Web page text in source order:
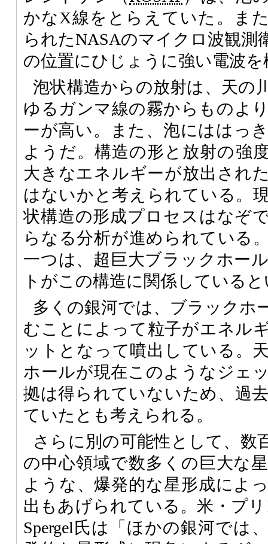
かなX線をとらえていた。ま
られたNASAのマイクロ波観測
の位置にひじょうに強い電波
泡状構造からの放射は、天の
ゆるガンマ線の霧からものよ
ーが高い。また、泡にははっ
ようだ。構造の形と放射の強
大きなエネルギーが放出され
はないかと考えられている。
状構造の形成プロセスはなぞ
らなる分析が進められている
一つは、超巨大ブラックホー
トがこの構造に関係している
多くの銀河では、ブラックホ
むことによって粒子がエネル
ットとなって噴出している。
ホールが現在このようなジェ
拠は得られていないため、過
ていたとも考えられる。
さらに別の可能性として、数
の中心領域で数多くの巨大な
ような、爆発的な星形成によ
出もあげられている。米・プ
Spergel氏は「ほかの銀河では